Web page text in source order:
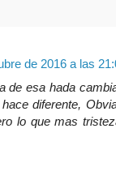
de 2016 a las
de esa hada
diferente,
lo que mas